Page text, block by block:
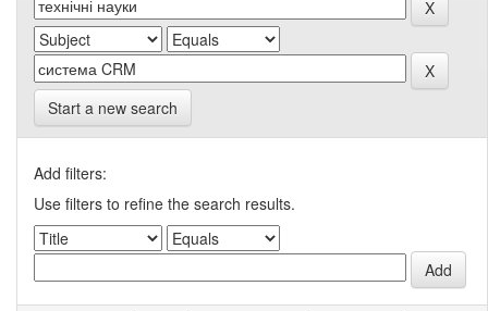
Start a new search
Add filters:
Use filters to refine the search results.